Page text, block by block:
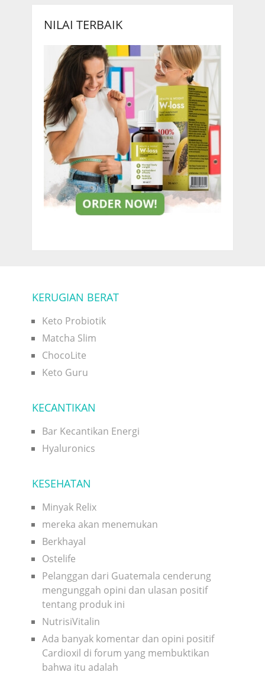
NILAI TERBAIK
KERUGIAN BERAT
Keto Probiotik
Matcha Slim
ChocoLite
Keto Guru
KECANTIKAN
Bar Kecantikan Energi
Hyaluronics
KESEHATAN
Minyak Relix
mereka akan menemukan
Berkhayal
Ostelife
Pelanggan dari Guatemala cenderung
mengunggah opini dan ulasan positif
tentang produk ini
NutrisiVitalin
Ada banyak komentar dan opini positif
Cardioxil di forum yang membuktikan
bahwa itu adalah